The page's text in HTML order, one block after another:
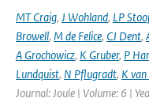
MT Craig, J Wohland, LP
Browell, M de Felice, CJ Dent,
A Grochowicz, K Gruber, P
Lundquist, N Pflugradt, K
Journal: Joule | Volume: 6 |